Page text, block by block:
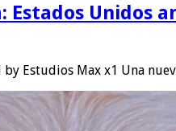
Estados Unidos
by Estudios Max x1 Una